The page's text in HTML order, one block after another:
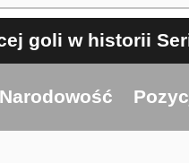
goli w historii
Narodowość